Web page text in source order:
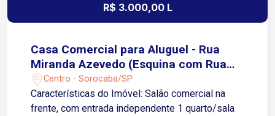
R$ 3.000,00 L
Casa Comercial para Aluguel - Rua
Miranda Azevedo (Esquina com Rua
Sete de Setembro) - Sorocaba/SP
Centro - Sorocaba/SP
Características do Imóvel: Salão comercial na
frente, com entrada independente 1 quarto/sala